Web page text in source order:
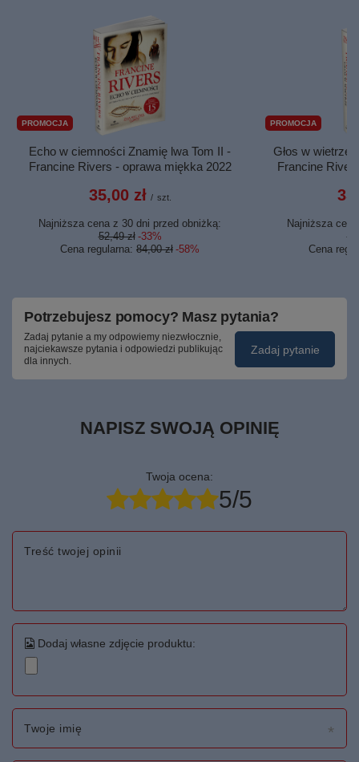
PROMOCJA
Echo w ciemności Znamię lwa Tom II -
Francine Rivers - oprawa miękka 2022
35,00 zł / szt.
Najniższa cena z 30 dni przed obniżką:
52,49 zł -33%
Cena regularna: 84,00 zł -58%
PROMOCJA
Głos w wietrze
Francine
Najniższa
Cena
Potrzebujesz pomocy? Masz pytania?
Zadaj pytanie a my odpowiemy niezwłocznie,
najciekawsze pytania i odpowiedzi publikując
dla innych.
Zadaj pytanie
NAPISZ SWOJĄ OPINIĘ
Twoja ocena:
5/5
Treść twojej opinii
Dodaj własne zdjęcie produktu:
Twoje imię